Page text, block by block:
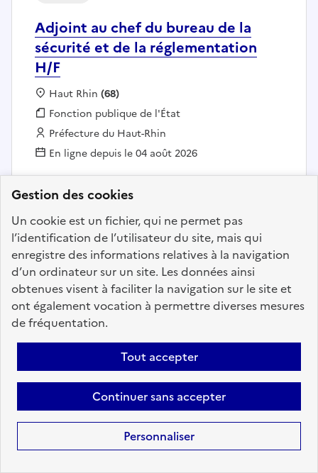
Gestion des cookies
Un cookie est un fichier, qui ne permet pas
l’identification de l’utilisateur du site, mais qui
enregistre des informations relatives à la navigation
d’un ordinateur sur un site. Les données ainsi
obtenues visent à faciliter la navigation sur le site et
ont également vocation à permettre diverses mesures
de fréquentation.
Tout accepter
Continuer sans accepter
Personnaliser
Adjoint au chef du bureau de la
sécurité et de la réglementation
H/F
Localisation :
Haut Rhin (68)
Fonction publique :
Fonction publique de l'État
Employeur :
Préfecture du Haut-Rhin
En ligne depuis le 04 août 2026
Ajouter aux favoris
Précédent 4 6 7
9
10 98 Suivant
Téléchargez dès à
présent l'application
mobile “Choisir le